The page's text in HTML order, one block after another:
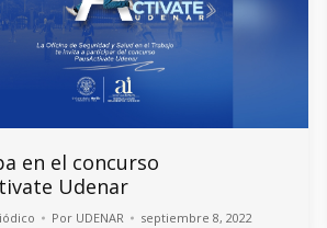
en el concurso
Udenar
Por UDENAR septiembre 8, 2022